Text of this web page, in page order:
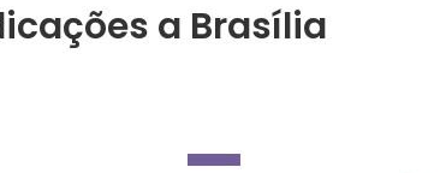
a Brasília